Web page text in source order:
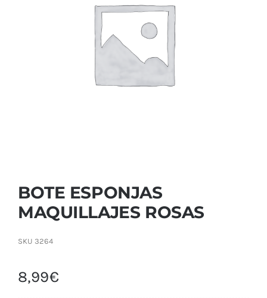
BOTE ESPONJAS
MAQUILLAJES ROSAS
SKU 3264
8,99€